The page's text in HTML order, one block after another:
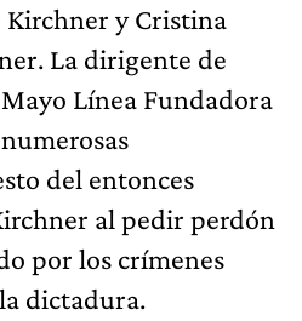
y Cristina
La dirigente de
Línea Fundadora
del entonces
al pedir perdón
por los crímenes
dictadura.